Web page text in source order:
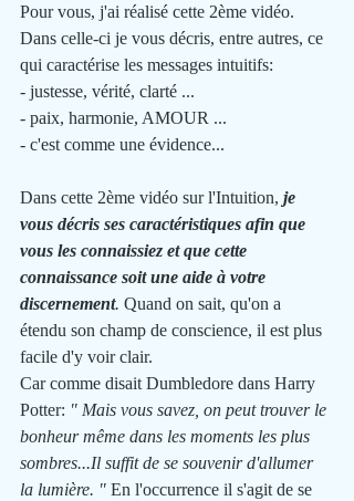
Pour vous, j'ai réalisé cette 2ème vidéo.
Dans celle-ci je vous décris, entre autres, ce
qui caractérise les messages intuitifs:
- justesse, vérité, clarté ...
- paix, harmonie, AMOUR ...
- c'est comme une évidence...
Dans cette 2ème vidéo sur l'Intuition, je
vous décris ses caractéristiques afin que
vous les connaissiez et que cette
connaissance soit une aide à votre
discernement. Quand on sait, qu'on a
étendu son champ de conscience, il est plus
facile d'y voir clair.
Car comme disait Dumbledore dans Harry
Potter: " Mais vous savez, on peut trouver le
bonheur même dans les moments les plus
sombres...Il suffit de se souvenir d'allumer
la lumière. " En l'occurrence il s'agit de se